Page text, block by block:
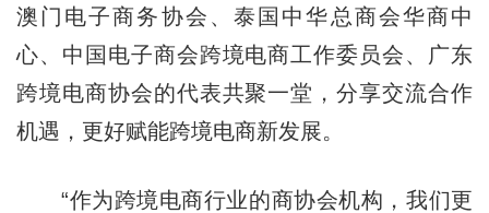
澳门电子商务协会、泰国中华总商会华商中
心、中国电子商会跨境电商工作委员会、广东
跨境电商协会的代表共聚一堂，分享交流合作
机遇，更好赋能跨境电商新发展。
“作为跨境电商行业的商协会机构，我们更